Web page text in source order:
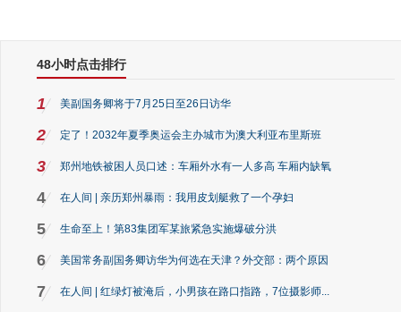
48小时点击排行
1 美副国务卿将于7月25日至26日访华
2 定了！2032年夏季奥运会主办城市为澳大利亚布里斯班
3 郑州地铁被困人员口述：车厢外水有一人多高 车厢内缺氧
4 在人间 | 亲历郑州暴雨：我用皮划艇救了一个孕妇
5 生命至上！第83集团军某旅紧急实施爆破分洪
6 美国常务副国务卿访华为何选在天津？外交部：两个原因
7 在人间 | 红绿灯被淹后，小男孩在路口指路，7位摄影师...